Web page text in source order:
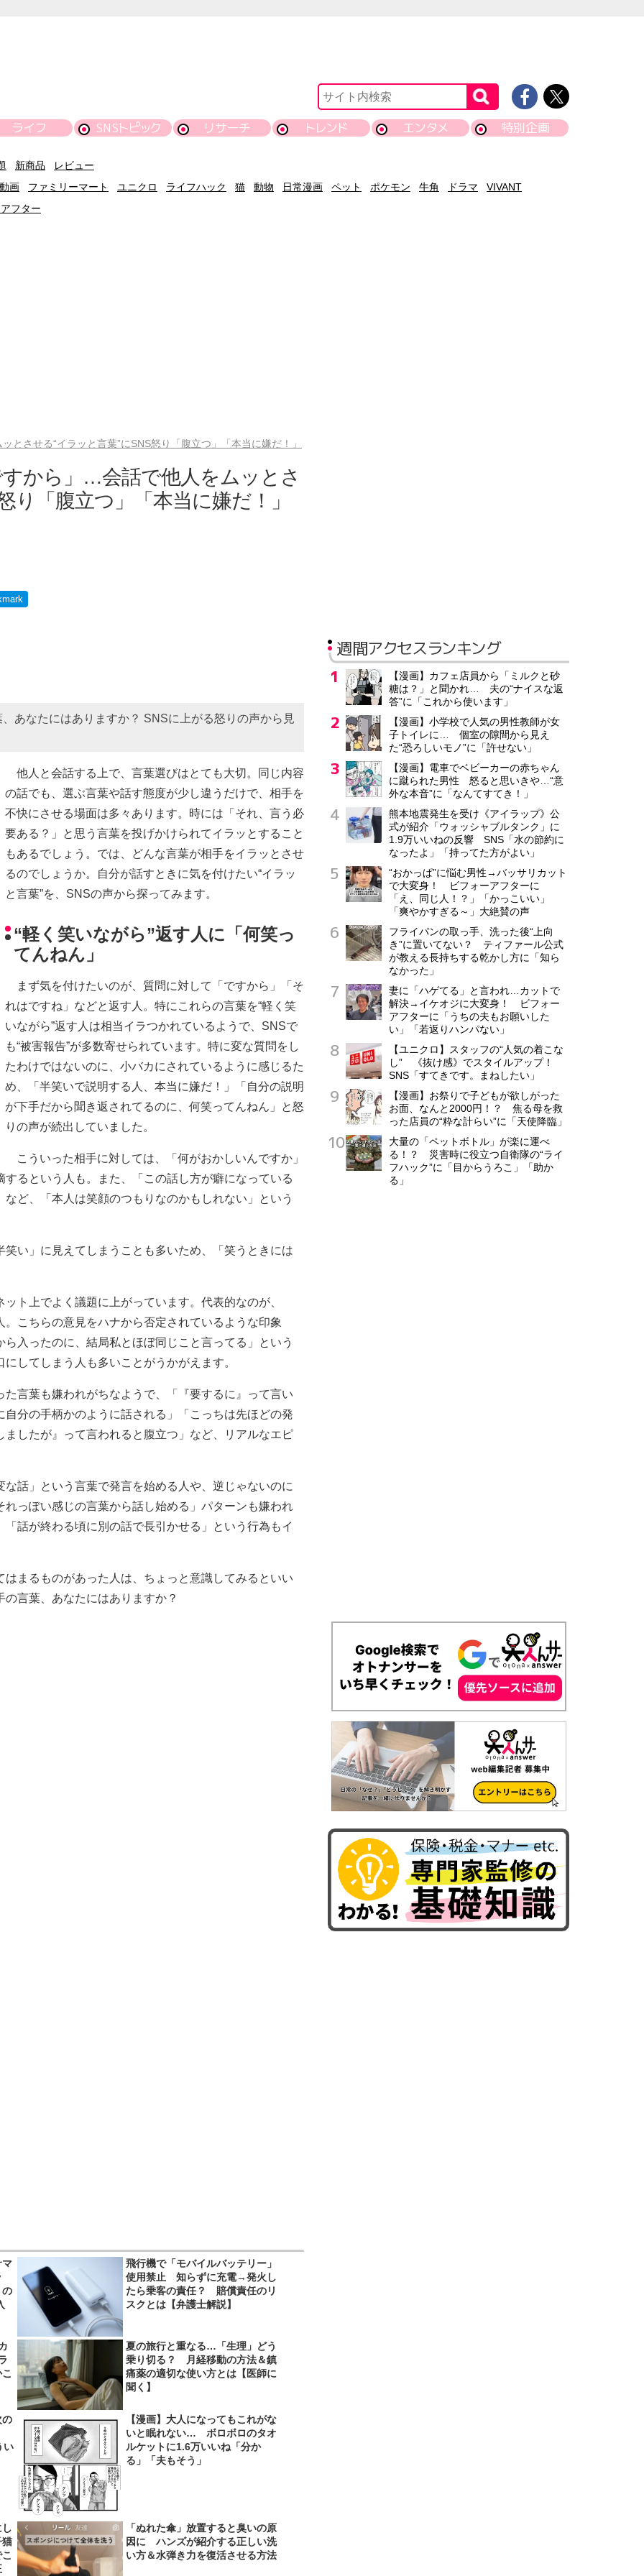
ライフ SNSトピック リサーチ トレンド エンタメ 特別企画
新商品
レビュー
動画 ファミリーマート ユニクロ ライフハック 猫 動物 日常漫画 ペット ポケモン 牛角 ドラマ
VIVANT
フター
とさせる“イラッと言葉”にSNS怒り「腹立つ」「本当に嫌だ！」
すから」…会話で他人をムッとさ
り「腹立つ」「本当に嫌だ！」
あなたにはありますか？ SNSに上がる怒りの声から見
他人と会話する上で、言葉選びはとても大切。同じ内容
の話でも、選ぶ言葉や話す態度が少し違うだけで、相手を
不快にさせる場面は多々あります。時には「それ、言う必
要ある？」と思う言葉を投げかけられてイラッとすること
もあるでしょう。では、どんな言葉が相手をイラッとさせ
るのでしょうか。自分が話すときに気を付けたい“イラッ
と言葉”を、SNSの声から探ってみます。
“軽く笑いながら”返す人に「何笑っ
てんねん」
まず気を付けたいのが、質問に対して「ですから」「そ
れはですね」などと返す人。特にこれらの言葉を“軽く笑
いながら”返す人は相当イラつかれているようで、SNSで
も“被害報告”が多数寄せられています。特に変な質問をし
たわけではないのに、小バカにされているように感じるた
め、「半笑いで説明する人、本当に嫌だ！」「自分の説明
が下手だから聞き返されてるのに、何笑ってんねん」と怒
りの声が続出していました。
こういった相手に対しては、「何がおかしいんですか」
するという人も。また、「この話し方が癖になっている
ど、「本人は笑顔のつもりなのかもしれない」という
い」に見えてしまうことも多いため、「笑うときには
ト上でよく議題に上がっています。代表的なのが、
。こちらの意見をハナから否定されているような印象
入ったのに、結局私とほぼ同じこと言ってる」という
してしまう人も多いことがうかがえます。
た言葉も嫌われがちなようで、「『要するに』って言い
分の手柄かのように話される」「こっちは先ほどの発
したが』って言われると腹立つ」など、リアルなエピ
話」という言葉で発言を始める人や、逆じゃないのに
れっぽい感じの言葉から話し始める」パターンも嫌われ
話が終わる頃に別の話で長引かせる」という行為もイ
まるものがあった人は、ちょっと意識してみるといい
言葉、あなたにはありますか？
マ
の
飛行機で「モバイルバッテリー」
使用禁止 知らずに充電→発火し
たら乗客の責任？ 賠償責任のリ
スクとは【弁護士解説】
夏の旅行と重なる…「生理」どう
乗り切る？ 月経移動の方法＆鎮
痛薬の適切な使い方とは【医師に
聞く】
の
い
【漫画】大人になってもこれがな
いと眠れない… ボロボロのタオ
ルケットに1.6万いいね「分か
る」「夫もそう」
猫
「ぬれた傘」放置すると臭いの原
因に ハンズが紹介する正しい洗
い方＆水弾き力を復活させる方法
週間アクセスランキング
【漫画】カフェ店員から「ミルクと砂
糖は？」と聞かれ… 夫の“ナイスな返
答”に「これから使います」
【漫画】小学校で人気の男性教師が女
子トイレに… 個室の隙間から見え
た“恐ろしいモノ”に「許せない」
【漫画】電車でベビーカーの赤ちゃん
に蹴られた男性 怒ると思いきや…“意
外な本音”に「なんてすてき！」
熊本地震発生を受け《アイラップ》公
式が紹介「ウォッシャブルタンク」に
1.9万いいねの反響 SNS「水の節約に
なったよ」「持ってた方がよい」
“おかっぱ”に悩む男性→バッサリカット
で大変身！ ビフォーアフターに
「え、同じ人！？」「かっこいい」
「爽やかすぎる～」大絶賛の声
フライパンの取っ手、洗った後“上向
き”に置いてない？ ティファール公式
が教える長持ちする乾かし方に「知ら
なかった」
妻に「ハゲてる」と言われ…カットで
解決→イケオジに大変身！ ビフォー
アフターに「うちの夫もお願いした
い」「若返りハンパない」
【ユニクロ】スタッフの“人気の着こな
し” 《抜け感》でスタイルアップ！
SNS「すてきです。まねしたい」
【漫画】お祭りで子どもが欲しがった
お面、なんと2000円！？ 焦る母を救
った店員の“粋な計らい”に「天使降臨」
大量の「ペットボトル」が楽に運べ
る！？ 災害時に役立つ自衛隊の“ライ
フハック”に「目からうろこ」「助か
る」